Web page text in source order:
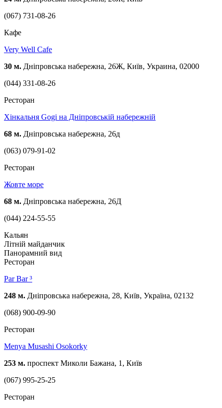
(067) 731-08-26
Кафе
Very Well Cafe
30 м. Дніпровська набережна, 26Ж, Київ, Украина, 02000
(044) 331-08-26
Ресторан
Хiнкальня Gogi на Дніпровській набережній
68 м. Дніпровська набережна, 26д
(063) 079-91-02
Ресторан
Жовте море
68 м. Дніпровська набережна, 26Д
(044) 224-55-55
Кальян
Літній майданчик
Панорамний вид
Ресторан
Par Bar ³
248 м. Дніпровська набережна, 28, Київ, Україна, 02132
(068) 900-09-90
Ресторан
Menya Musashi Osokorky
253 м. проспект Миколи Бажана, 1, Київ
(067) 995-25-25
Ресторан